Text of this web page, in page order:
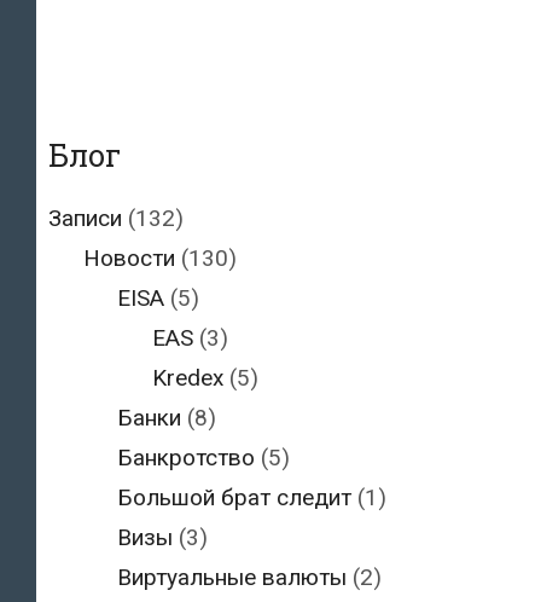
Блог
Записи (132)
Новости (130)
EISA (5)
EAS(3)
Kredex(5)
Банки (8)
Банкротство (5)
Большой брат следит (1)
Визы (3)
Виртуальные валюты (2)